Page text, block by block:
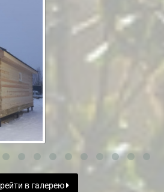
в галерею